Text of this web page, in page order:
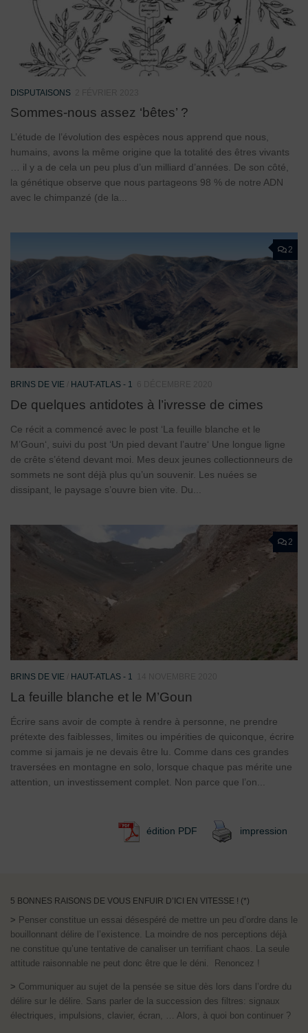
DISPUTAISONS
Sommes-nous assez ‘bêtes’ ?
L’étude de l’évolution des espèces nous apprend que nous,
humains, avons la même origine que la totalité des êtres vivants
… il y a de cela un peu plus d’un milliard d’années. De son côté,
la génétique observe que nous partageons 98 % de notre ADN
avec le chimpanzé (de la...
2
BRINS DE VIE HAUT-ATLAS - 1
De quelques antidotes à l’ivresse de cimes
Ce récit a commencé avec le post ‘La feuille blanche et le
M’Goun‘, suivi du post ‘Un pied devant l’autre‘ Une longue ligne
de crête s’étend devant moi. Mes deux jeunes collectionneurs de
sommets ne sont déjà plus qu’un souvenir. Les nuées se
dissipant, le paysage s’ouvre bien vite. Du...
2
BRINS DE VIE HAUT-ATLAS - 1
La feuille blanche et le M’Goun
Écrire sans avoir de compte à rendre à personne, ne prendre
prétexte des faiblesses, limites ou impérities de quiconque, écrire
comme si jamais je ne devais être lu. Comme dans ces grandes
traversées en montagne en solo, lorsque chaque pas mérite une
attention, un investissement complet. Non parce que l’on...
édition PDF impression
5 BONNES RAISONS DE VOUS ENFUIR D’ICI EN VITESSE ! (*)
> Penser constitue un essai désespéré de mettre un peu d’ordre dans le
bouillonnant délire de l’existence. La moindre de nos perceptions déjà
ne constitue qu’une tentative de canaliser un terrifiant chaos. La seule
attitude raisonnable ne peut donc être que le déni. Renoncez !
> Communiquer au sujet de la pensée se situe dès lors dans l’ordre du
délire sur le délire. Sans parler de la succession des filtres: signaux
électriques, impulsions, clavier, écran, … Alors, à quoi bon continuer ?